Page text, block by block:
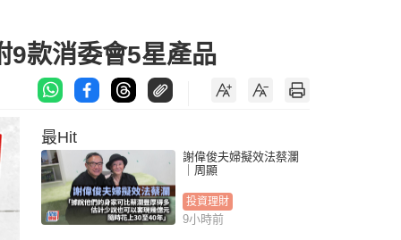
9款消委會5星產品
最Hit
謝偉俊夫婦擬效法蔡瀾
｜周顯
投資理財
9小時前